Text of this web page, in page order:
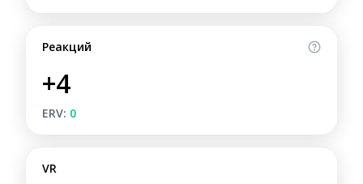
Реакций
+4
ERV: 0
VR